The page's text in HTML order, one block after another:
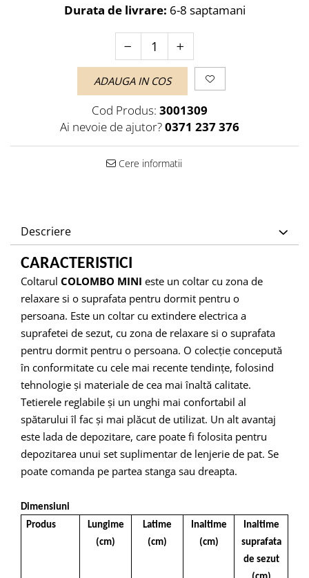
Durata de livrare: 6-8 saptamani
ADAUGA IN COS
Cod Produs: 3001309
Ai nevoie de ajutor?0371 237 376
Cere informatii
Descriere
CARACTERISTICI
Coltarul COLOMBO MINI este un coltar cu zona de
relaxare si o suprafata pentru dormit pentru o
persoana. Este un coltar cu extindere electrica a
suprafetei de sezut, cu zona de relaxare si o suprafata
pentru dormit pentru o persoana. O colecție concepută
în conformitate cu cele mai recente tendințe, folosind
tehnologie și materiale de cea mai înaltă calitate.
Tetierele reglabile și un unghi mai confortabil al
spătarului îl fac și mai plăcut de utilizat. Un alt avantaj
este lada de depozitare, care poate fi folosita pentru
depozitarea unui set suplimentar de lenjerie de pat. Se
poate comanda pe partea stanga sau dreapta.
Dimensiuni
Produs
Lungime
(cm)
Latime
(cm)
Inaltime
(cm)
Inaltime
suprafata
de sezut